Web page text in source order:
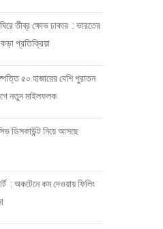
ঘিরে তীব্র ক্ষোভ ঢাকার : ভারতের
কড়া প্রতিক্রিয়া
৫০ হাজারের বেশি পুরাতন
নতুন মাইলফলক
ডিসকাউন্ট নিয়ে আসছে
: অকটেনে কম দেওয়ায় ফিলিং